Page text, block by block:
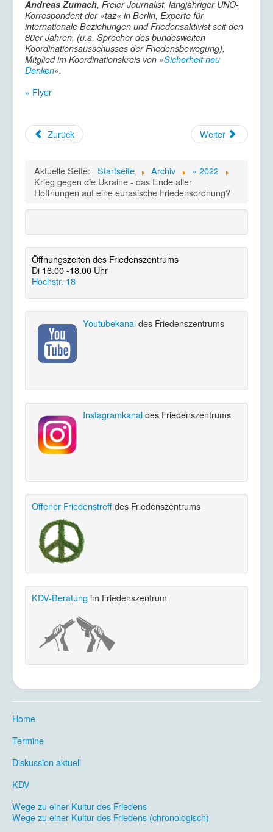
Andreas Zumach, Freier Journalist, langjähriger UNO-
Korrespondent der »taz« in Berlin, Experte für
internationale Beziehungen und Friedensaktivist seit den
80er Jahren, (u.a. Sprecher des bundesweiten
Koordinationsausschusses der Friedensbewegung),
Mitglied im Koordinationskreis von »Sicherheit neu
Denken«.
» Flyer
Zurück Weiter
Aktuelle Seite: Startseite Archiv
» 2022
Krieg gegen die Ukraine - das Ende aller
Hoffnungen auf eine eurasische Friedensordnung?
Öffnungszeiten des Friedenszentrums
Di 16.00 -18.00 Uhr
Hochstr. 18
Youtubekanaldes Friedenszentrums
Instagramkanaldes Friedenszentrums
Offener Friedenstreffdes Friedenszentrums
KDV-Beratung im Friedenszentrum
Home
Termine
Diskussion aktuell
KDV
Wege zu einer Kultur des Friedens
Wege zu einer Kultur des Friedens (chronologisch)